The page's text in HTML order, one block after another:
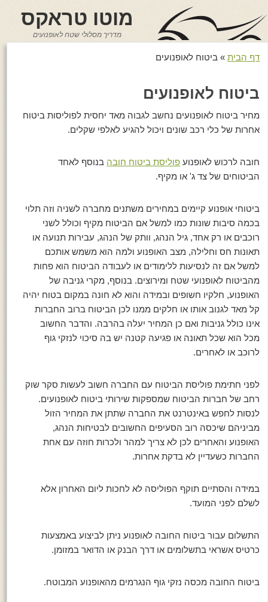
מוטו טראקס
מדריך מסלולי שטח לאופנועים
דף הבית» ביטוח לאופנועים
ביטוח לאופנועים
מחיר ביטוח לאופנועים נחשב לגבוה מאד יחסית לפוליסות ביטוח
אחרות של כלי רכב שונים ויכול להגיע לאלפי שקלים.
חובה לרכוש לאופנוע פוליסת ביטוח חובה בנוסף לאחד
הביטוחים של צד ג' או מקיף.
ביטוחי אופנוע קיימים במחירים משתנים מחברה לשניה וזה תלוי
בכמה סיבות שונות כמו למשל אם הביטוח מקיף וכולל לשני
רוכבים או רק אחד, גיל הנהג, וותק של הנהג, עבירות תנועה או
תאונות חס וחלילה, מצב האופנוע ולמה הוא משמש אותכם
למשל אם זה לנסיעות ללימודים או לעבודה הביטוח הוא פחות
מהביטוח לאופנועי שטח ומירוצים. בנוסף, מקרי גניבה של
האופנוע, חלקיו חשופים ובמידה והוא לא חונה במקום בטוח יהיה
קל מאד לגנוב אותו או חלקים ממנו לכן הביטוח ברוב החברות
אינו כולל גניבות ואם כן המחיר יעלה בהרבה. והדבר החשוב
מכל הוא שכל תאונה או פגיעה קטנה יש בה סיכוי לנזקי גוף
לרוכב או לאחרים.
לפני חתימת פוליסת הביטוח עם החברה חשוב לעשות סקר שוק
רחב של חברות הביטוח שמספקות שירותי ביטוח לאופנועים.
לנסות לחפש באינטרנט את החברה שתתן את המחיר הזול
מביניהם שיכסה רוב הסעיפים החשובים לבטיחות הנהג,
האופנוע והאחרים לכן לא צריך למהר ולכרות חוזה עם אחת
החברות כשעדיין לא בדקת אחרות.
במידה והסתיים תוקף הפוליסה לא לחכות ליום האחרון אלא
לשלם לפני המועד.
התשלום עבור ביטוח החובה לאופנוע ניתן לביצוע באמצעות
כרטיס אשראי בתשלומים או דרך הבנק או הדואר במזומן.
ביטוח החובה מכסה נזקי גוף הנגרמים מהאופנוע המבוטח.